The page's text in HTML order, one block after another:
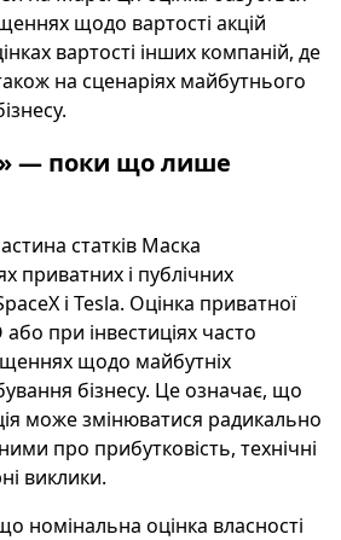
щодо вартості акцій
вартості інших компаній, де
на сценаріях майбутнього
— поки що лише
статків Маска
приватних і публічних
і Tesla. Оцінка приватної
або при інвестиціях часто
щодо майбутніх
бізнесу. Це означає, що
може змінюватися радикально
про прибутковість, технічні
виклики.
номінальна оцінка власності